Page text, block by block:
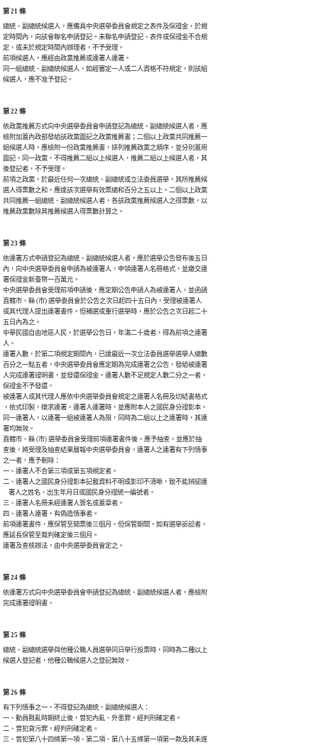
第 21 條
總統、副總統候選人，應備具中央選舉委員會規定之表件及保證金，於規
定時間內，向該會聯名申請登記。未聯名申請登記、表件或保證金不合規
定，或未於規定時間內辦理者，不予受理。
前項候選人，應經由政黨推薦或連署人連署。
同一組總統、副總統候選人，如經審定一人或二人資格不符規定，則該組
候選人，應不准予登記。
第 22 條
依政黨推薦方式向中央選舉委員會申請登記為總統、副總統候選人者，應
檢附加蓋內政部發給該政黨圖記之政黨推薦書；二個以上政黨共同推薦一
組候選人時，應檢附一份政黨推薦書，排列推薦政黨之順序，並分別蓋用
圖記。同一政黨，不得推薦二組以上候選人，推薦二組以上候選人者，其
後登記者，不予受理。
前項之政黨，於最近任何一次總統、副總統或立法委員選舉，其所推薦候
選人得票數之和，應達該次選舉有效票總和百分之五以上。二個以上政黨
共同推薦一組總統、副總統候選人者，各該政黨推薦候選人之得票數，以
推薦政黨數除其推薦候選人得票數計算之。
第 23 條
依連署方式申請登記為總統、副總統候選人者，應於選舉公告發布後五日
內，向中央選舉委員會申請為被連署人，申領連署人名冊格式，並繳交連
署保證金新臺幣一百萬元。
中央選舉委員會受理前項申請後，應定期公告申請人為被連署人，並函請
直轄市、縣 (市) 選舉委員會於公告之次日起四十五日內，受理被連署人
或其代理人提出連署書件。但補選或重行選舉時，應於公告之次日起二十
五日內為之。
中華民國自由地區人民，於選舉公告日，年滿二十歲者，得為前項之連署
人。
連署人數，於第二項規定期間內，已達最近一次立法委員選舉選舉人總數
百分之一點五者，中央選舉委員會應定期為完成連署之公告，發給被連署
人完成連署證明書，並發還保證金。連署人數不足規定人數二分之一者，
保證金不予發還。
被連署人或其代理人應依中央選舉委員會規定之連署人名冊及切結書格式
，依式印製，徵求連署。連署人連署時，並應附本人之國民身分證影本。
同一連署人，以連署一組被連署人為限，同時為二組以上之連署時，其連
署均無效。
直轄市、縣 (市) 選舉委員會受理前項連署書件後，應予抽查，並應於抽
查後，將受理及抽查結果層報中央選舉委員會。連署人之連署有下列情事
之一者，應予刪除：
一、連署人不合第三項或第五項規定者。
二、連署人之國民身分證影本記載資料不明或影印不清晰，致不能辨認連
    署人之姓名、出生年月日或國民身分證統一編號者。
三、連署人名冊未經連署人簽名或蓋章者。
四、連署人連署，有偽造情事者。
前項連署書件，應保管至開票後三個月。但保管期間，如有選舉訴訟者，
應延長保管至裁判確定後三個月。
連署及查核辦法，由中央選舉委員會定之。
第 24 條
依連署方式向中央選舉委員會申請登記為總統、副總統候選人者，應檢附
完成連署證明書。
第 25 條
總統、副總統選舉與他種公職人員選舉同日舉行投票時，同時為二種以上
候選人登記者，他種公職候選人之登記無效。
第 26 條
有下列情事之一，不得登記為總統、副總統候選人：
一、動員戡亂時期終止後，曾犯內亂、外患罪，經判刑確定者。
二、曾犯貪污罪，經判刑確定者。
三、曾犯第八十四條第一項、第二項、第八十五條第一項第一款及其未遂